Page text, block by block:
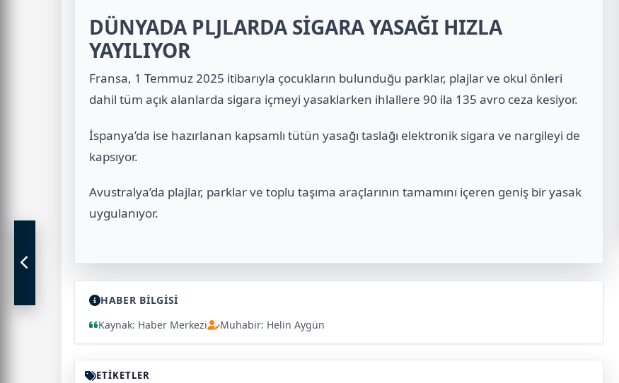
DÜNYADA PLJLARDA SİGARA YASAĞI HIZLA
YAYILIYOR
Fransa, 1 Temmuz 2025 itibarıyla çocukların bulunduğu parklar, plajlar ve okul önleri
dahil tüm açık alanlarda sigara içmeyi yasaklarken ihlallere 90 ila 135 avro ceza kesiyor.
İspanya’da ise hazırlanan kapsamlı tütün yasağı taslağı elektronik sigara ve nargileyi de
kapsıyor.
Avustralya’da plajlar, parklar ve toplu taşıma araçlarının tamamını içeren geniş bir yasak
uygulanıyor.
HABER BİLGİSİ
Kaynak: Haber Merkezi
Muhabir: Helin Aygün
ETİKETLER